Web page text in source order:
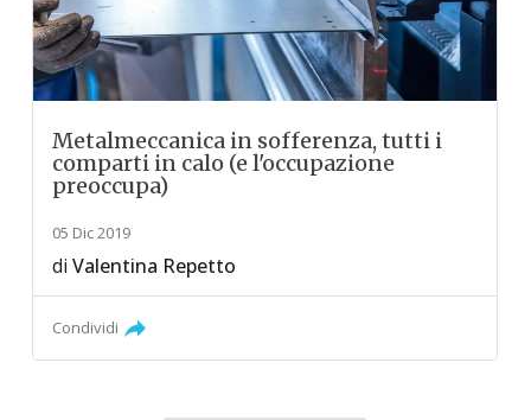
Metalmeccanica in sofferenza, tutti i
comparti in calo (e l'occupazione
preoccupa)
05 Dic 2019
diValentina Repetto
Condividi